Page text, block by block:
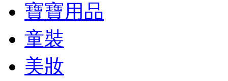
寶寶用品
童裝
美妝